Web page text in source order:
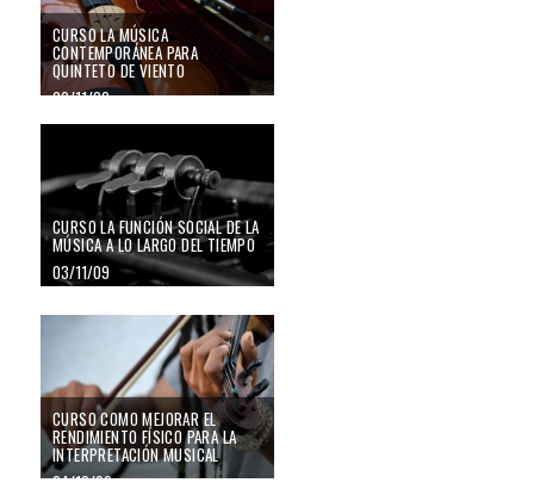
CURSO LA MÚSICA
CONTEMPORÁNEA PARA
QUINTETO DE VIENTO
09/11/09
CURSO LA FUNCIÓN SOCIAL DE LA
MÚSICA A LO LARGO DEL TIEMPO
03/11/09
CURSO COMO MEJORAR EL
RENDIMIENTO FÍSICO PARA LA
INTERPRETACIÓN MUSICAL
24/10/09